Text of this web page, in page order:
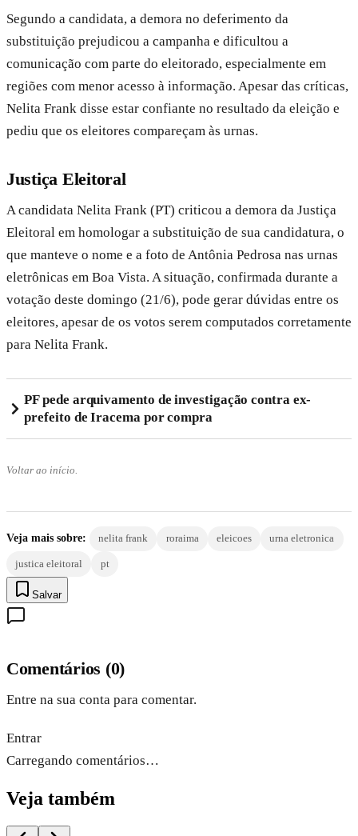
Segundo a candidata, a demora no deferimento da
substituição prejudicou a campanha e dificultou a
comunicação com parte do eleitorado, especialmente em
regiões com menor acesso à informação. Apesar das críticas,
Nelita Frank disse estar confiante no resultado da eleição e
pediu que os eleitores compareçam às urnas.
Justiça Eleitoral
A candidata Nelita Frank (PT) criticou a demora da Justiça
Eleitoral em homologar a substituição de sua candidatura, o
que manteve o nome e a foto de Antônia Pedrosa nas urnas
eletrônicas em Boa Vista. A situação, confirmada durante a
votação deste domingo (21/6), pode gerar dúvidas entre os
eleitores, apesar de os votos serem computados corretamente
para Nelita Frank.
PF pede arquivamento de investigação contra ex-
prefeito de Iracema por compra
Voltar ao início.
Veja mais sobre: nelita frank roraima eleicoes urna eletronica
justica eleitoral pt
Salvar
Comentários (0)
Entre na sua conta para comentar.
Entrar
Carregando comentários…
Veja também